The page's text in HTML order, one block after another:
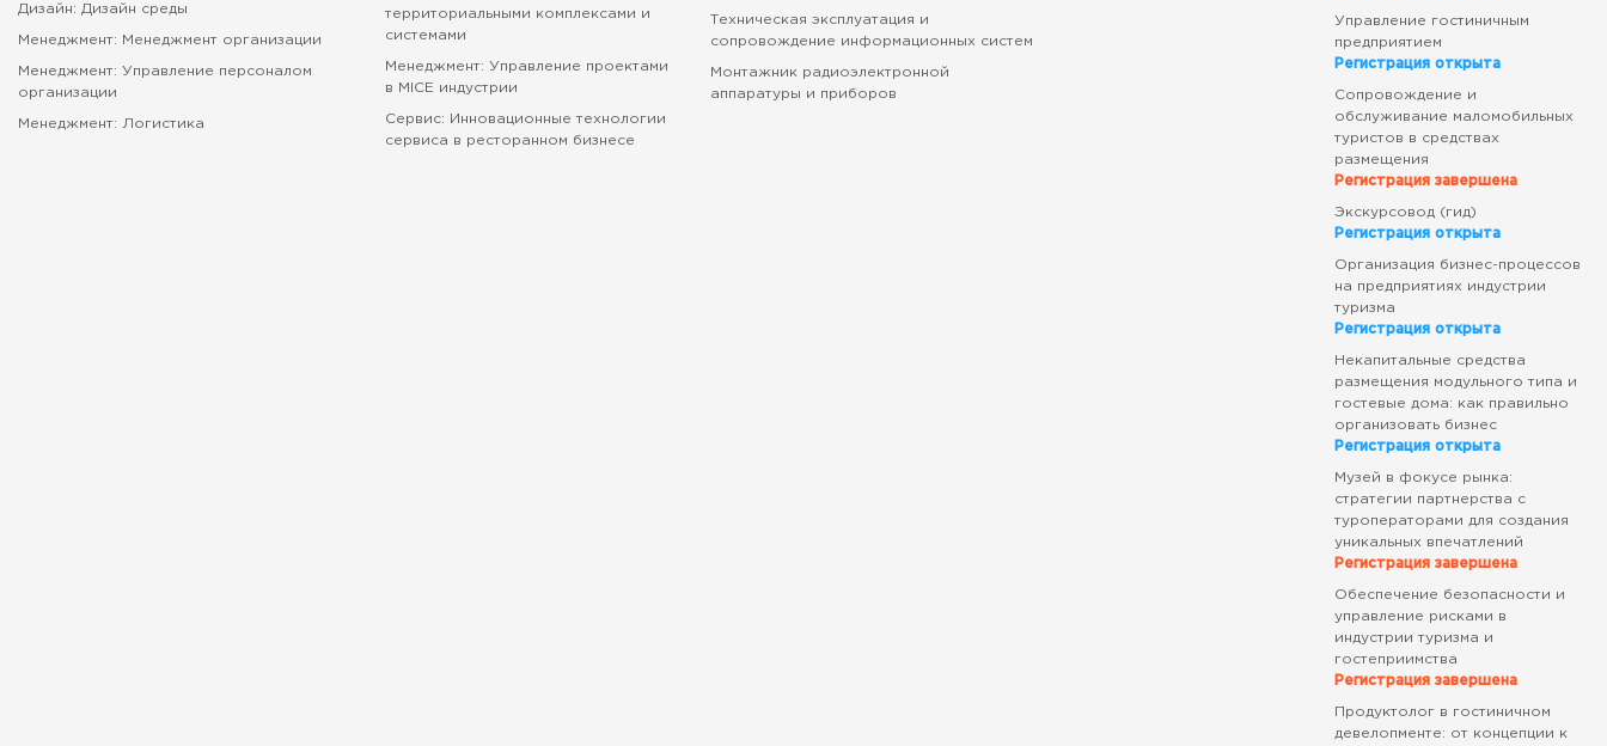
Дизайн: Дизайн среды
Менеджмент: Менеджмент организации
Менеджмент: Управление персоналом
организации
Менеджмент: Логистика
территориальными комплексами и
системами
Менеджмент: Управление проектами
в MICE индустрии
Сервис: Инновационные технологии
сервиса в ресторанном бизнесе
Техническая эксплуатация и
сопровождение информационных систем
Монтажник радиоэлектронной
аппаратуры и приборов
Управление гостиничным
предприятием
Регистрация открыта
Сопровождение и
обслуживание маломобильных
туристов в средствах
размещения
Регистрация завершена
Экскурсовод (гид)
Регистрация открыта
Организация бизнес-процессов
на предприятиях индустрии
туризма
Регистрация открыта
Некапитальные средства
размещения модульного типа и
гостевые дома: как правильно
организовать бизнес
Регистрация открыта
Музей в фокусе рынка:
стратегии партнерства с
туроператорами для создания
уникальных впечатлений
Регистрация завершена
Обеспечение безопасности и
управление рисками в
индустрии туризма и
гостеприимства
Регистрация завершена
Продуктолог в гостиничном
девелопменте: от концепции к